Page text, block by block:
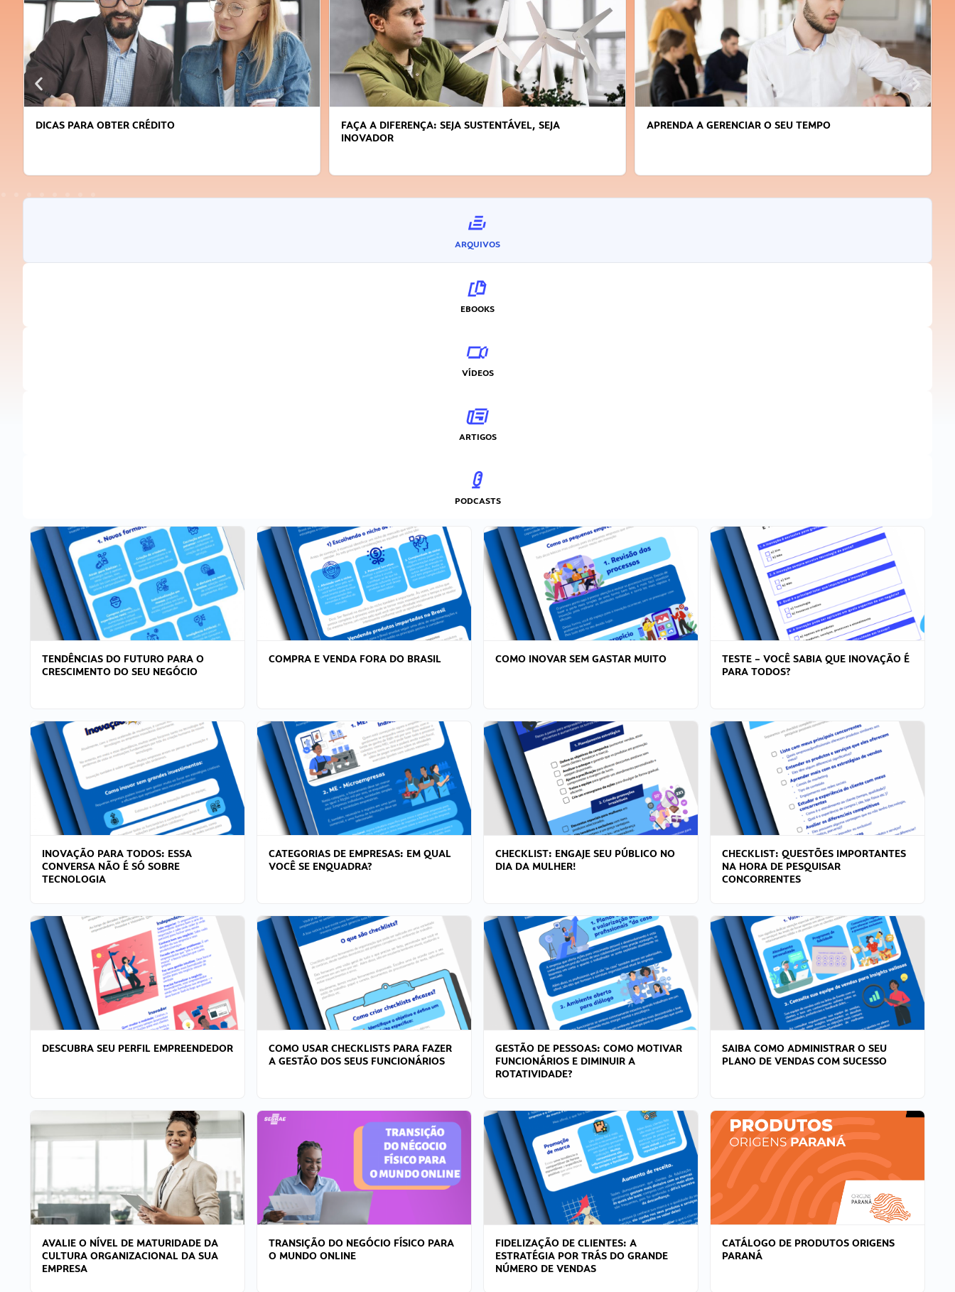
DICAS PARA OBTER CRÉDITO
FAÇA A DIFERENÇA: SEJA SUSTENTÁVEL, SEJA
INOVADOR
APRENDA A GERENCIAR O SEU TEMPO
ARQUIVOS
EBOOKS
VÍDEOS
ARTIGOS
PODCASTS
TENDÊNCIAS DO FUTURO PARA O
CRESCIMENTO DO SEU NEGÓCIO
COMPRA E VENDA FORA DO BRASIL COMO INOVAR SEM GASTAR MUITO
TESTE – VOCÊ SABIA QUE INOVAÇÃO É
PARA TODOS?
INOVAÇÃO PARA TODOS: ESSA
CONVERSA NÃO É SÓ SOBRE
TECNOLOGIA
CATEGORIAS DE EMPRESAS: EM QUAL
VOCÊ SE ENQUADRA?
CHECKLIST: ENGAJE SEU PÚBLICO NO
DIA DA MULHER!
CHECKLIST: QUESTÕES IMPORTANTES
NA HORA DE PESQUISAR
CONCORRENTES
DESCUBRA SEU PERFIL EMPREENDEDOR
COMO USAR CHECKLISTS PARA FAZER
A GESTÃO DOS SEUS FUNCIONÁRIOS
GESTÃO DE PESSOAS: COMO MOTIVAR
FUNCIONÁRIOS E DIMINUIR A
ROTATIVIDADE?
SAIBA COMO ADMINISTRAR O SEU
PLANO DE VENDAS COM SUCESSO
AVALIE O NÍVEL DE MATURIDADE DA
CULTURA ORGANIZACIONAL DA SUA
EMPRESA
TRANSIÇÃO DO NEGÓCIO FÍSICO PARA
O MUNDO ONLINE
FIDELIZAÇÃO DE CLIENTES: A
ESTRATÉGIA POR TRÁS DO GRANDE
NÚMERO DE VENDAS
CATÁLOGO DE PRODUTOS ORIGENS
PARANÁ